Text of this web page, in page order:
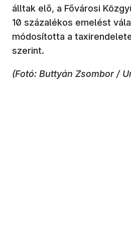
álltak elő, a Fővárosi
10 százalékos emelést
módosította a
szerint.
(Fotó: Buttyán Zsombor /